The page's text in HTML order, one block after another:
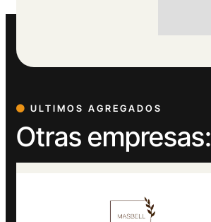
ULTIMOS AGREGADOS
Otras empresas: